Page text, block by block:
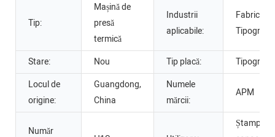
Tip:
Mașină de
presă
termică
Industrii
aplicabile:
Fabrică,
Tipografii
Stare: Nou Tip placă:
Tipografie
Locul de
origine:
Guangdong,
China
Numele
mărcii:
APM
Număr